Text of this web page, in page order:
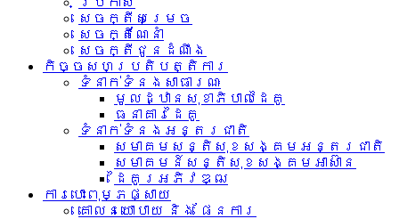
សេចក្តីសម្រេច
សេចក្តីណែនាំ
សេចក្តីជូនដំណឹង
កិច្ចសហប្រតិបត្តិការ
ទំនាក់ទំនង​សាធារណៈ
មូលដ្ឋានសុខាភិបាលដៃគូ
ធនាគារដៃគូ
ទំនាក់​ទំនង​អន្តរ​ជាតិ
សមាគមសន្តិសុខសង្គមអន្តរជាតិ
សមាគមន៍សន្តិសុខសង្គមអាស៊ាន​
ដៃគូរអភិវឌ្ឍ
ការបោះពុម្ភផ្សាយ
គោលនយោបាយ និង ផែនការ